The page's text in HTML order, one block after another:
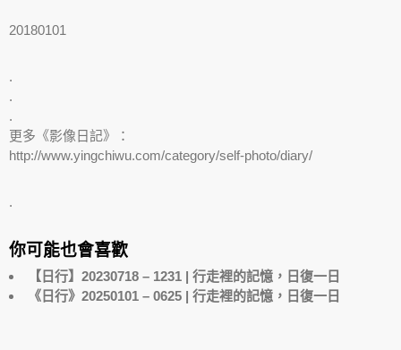
20180101
.
.
.
更多《影像日記》：
http://www.yingchiwu.com/category/self-photo/diary/
.
你可能也會喜歡
【日行】20230718 – 1231 | 行走裡的記憶，日復一日
《日行》20250101 – 0625 | 行走裡的記憶，日復一日